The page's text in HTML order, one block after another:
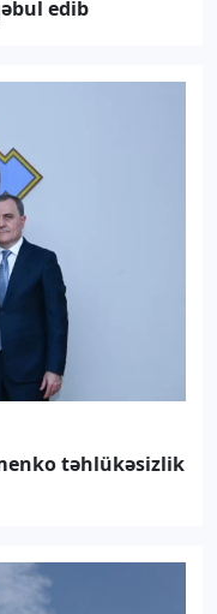
edib
təhlükəsizlik